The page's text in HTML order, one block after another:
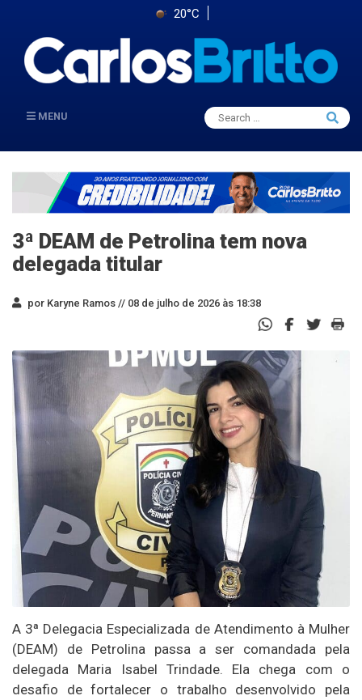
20°C
MENU
Search
for:
Search
3ª DEAM de Petrolina tem nova
delegada titular
por Karyne Ramos // 08 de julho de 2026 às 18:38
A 3ª Delegacia Especializada de Atendimento à Mulher
(DEAM) de Petrolina passa a ser comandada pela
delegada Maria Isabel Trindade. Ela chega com o
desafio de fortalecer o trabalho desenvolvido pela